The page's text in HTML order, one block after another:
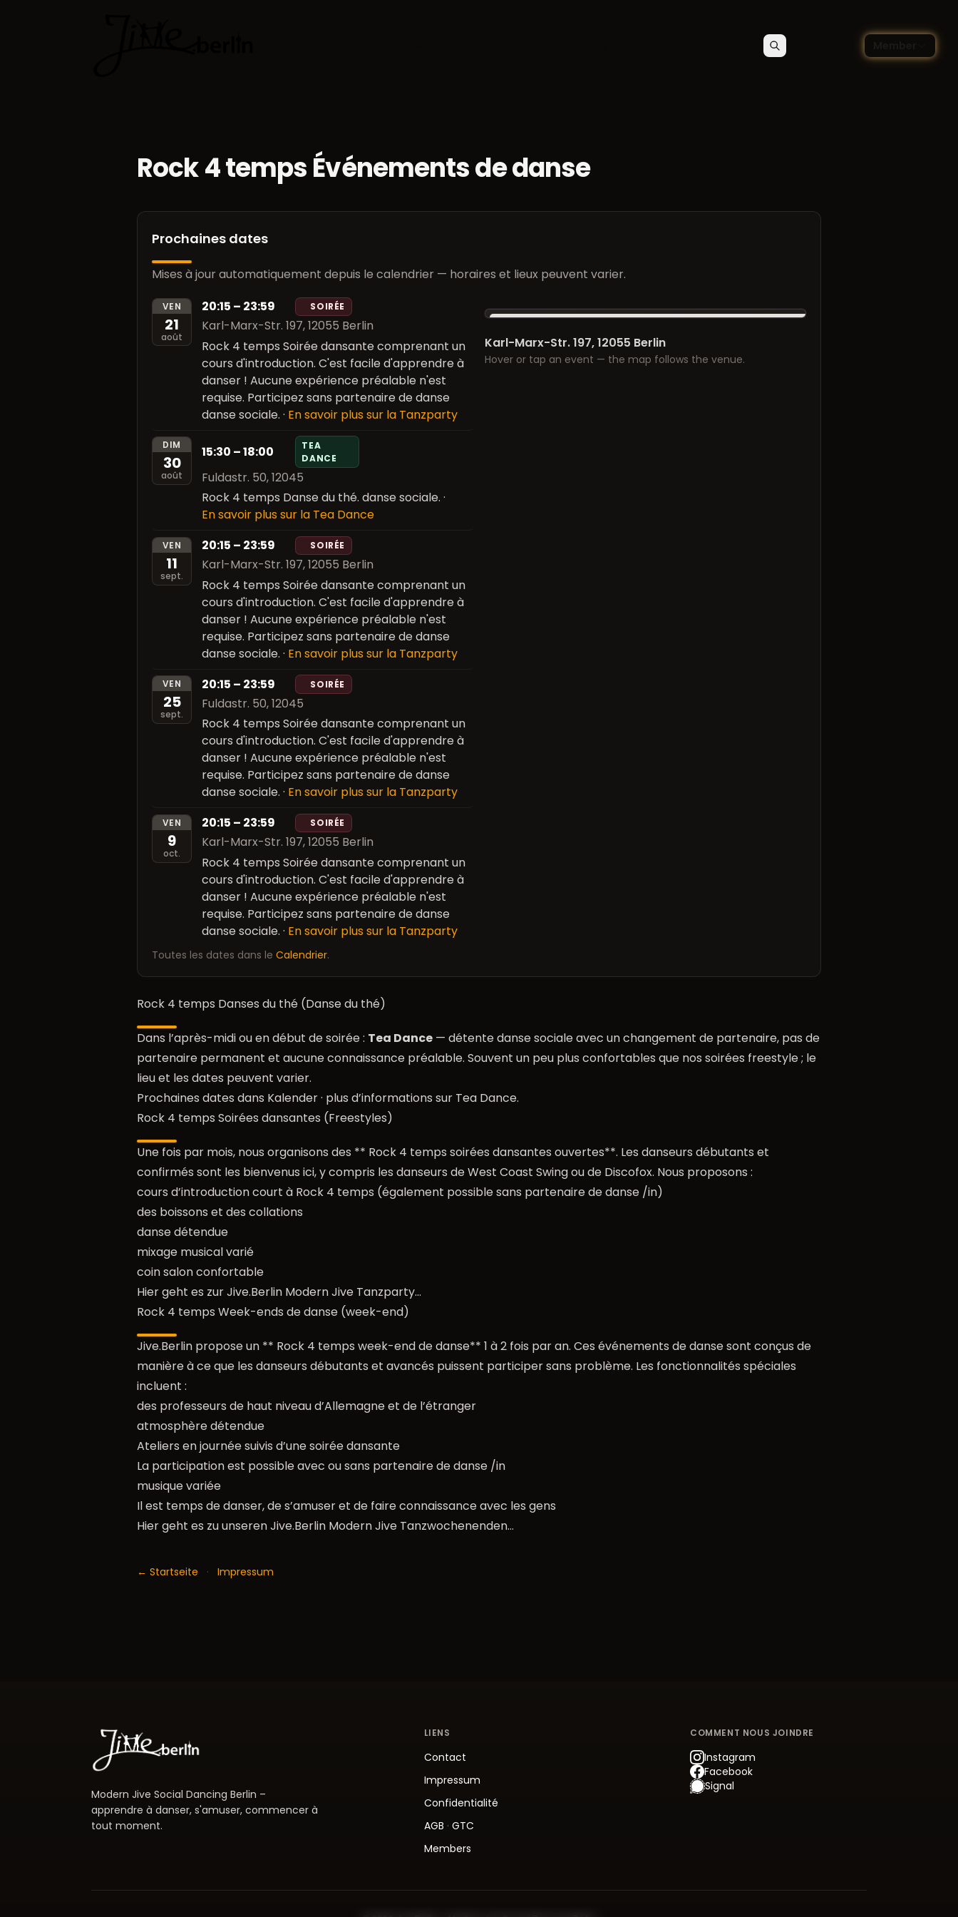
RechercherChoisir la langue —
Rock 4 temps Événements de danse
Prochaines dates
Mises à jour automatiquement depuis le calendrier — horaires et lieux peuvent varier.
VEN
21
août
20:15 – 23:59 SOIRÉE
Karl-Marx-Str. 197, 12055 Berlin
Rock 4 temps Soirée dansante comprenant un
cours d'introduction. C'est facile d'apprendre à
danser ! Aucune expérience préalable n'est
requise. Participez sans partenaire de danse
danse sociale. · En savoir plus sur la Tanzparty
DIM
30
août
15:30 – 18:00
TEA
DANCE
Fuldastr. 50, 12045
Rock 4 temps Danse du thé. danse sociale. ·
En savoir plus sur la Tea Dance
VEN
11
sept.
20:15 – 23:59 SOIRÉE
Karl-Marx-Str. 197, 12055 Berlin
Rock 4 temps Soirée dansante comprenant un
cours d'introduction. C'est facile d'apprendre à
danser ! Aucune expérience préalable n'est
requise. Participez sans partenaire de danse
danse sociale. · En savoir plus sur la Tanzparty
VEN
25
sept.
20:15 – 23:59 SOIRÉE
Fuldastr. 50, 12045
Rock 4 temps Soirée dansante comprenant un
cours d'introduction. C'est facile d'apprendre à
danser ! Aucune expérience préalable n'est
requise. Participez sans partenaire de danse
danse sociale. · En savoir plus sur la Tanzparty
VEN
9
oct.
20:15 – 23:59 SOIRÉE
Karl-Marx-Str. 197, 12055 Berlin
Rock 4 temps Soirée dansante comprenant un
cours d'introduction. C'est facile d'apprendre à
danser ! Aucune expérience préalable n'est
requise. Participez sans partenaire de danse
danse sociale. · En savoir plus sur la Tanzparty
Karl-Marx-Str. 197, 12055 Berlin
Hover or tap an event — the map follows the venue.
Toutes les dates dans le Calendrier.
Rock 4 temps Danses du thé (Danse du thé)
Dans l’après-midi ou en début de soirée : Tea Dance — détente danse sociale avec un changement de partenaire, pas de
partenaire permanent et aucune connaissance préalable. Souvent un peu plus confortables que nos soirées freestyle ; le
lieu et les dates peuvent varier.
Prochaines dates dans Kalender· plus d’informations sur Tea Dance.
Rock 4 temps Soirées dansantes (Freestyles)
Une fois par mois, nous organisons des ** Rock 4 temps soirées dansantes ouvertes**. Les danseurs débutants et
confirmés sont les bienvenus ici, y compris les danseurs de West Coast Swing ou de Discofox. Nous proposons :
cours d’introduction court à Rock 4 temps (également possible sans partenaire de danse /in)
des boissons et des collations
danse détendue
mixage musical varié
coin salon confortable
Hier geht es zur Jive.Berlin Modern Jive Tanzparty…
Rock 4 temps Week-ends de danse (week-end)
Jive.Berlin propose un ** Rock 4 temps week-end de danse** 1 à 2 fois par an. Ces événements de danse sont conçus de
manière à ce que les danseurs débutants et avancés puissent participer sans problème. Les fonctionnalités spéciales
incluent :
des professeurs de haut niveau d’Allemagne et de l’étranger
atmosphère détendue
Ateliers en journée suivis d’une soirée dansante
La participation est possible avec ou sans partenaire de danse /in
musique variée
Il est temps de danser, de s’amuser et de faire connaissance avec les gens
Hier geht es zu unseren Jive.Berlin Modern Jive Tanzwochenenden…
← Startseite · Impressum
Modern Jive Social Dancing Berlin –
apprendre à danser, s'amuser, commencer à
tout moment.
LIENS
Contact
Impressum
Confidentialité
AGB · GTC
Members
COMMENT NOUS JOINDRE
Instagram
Facebook
Signal